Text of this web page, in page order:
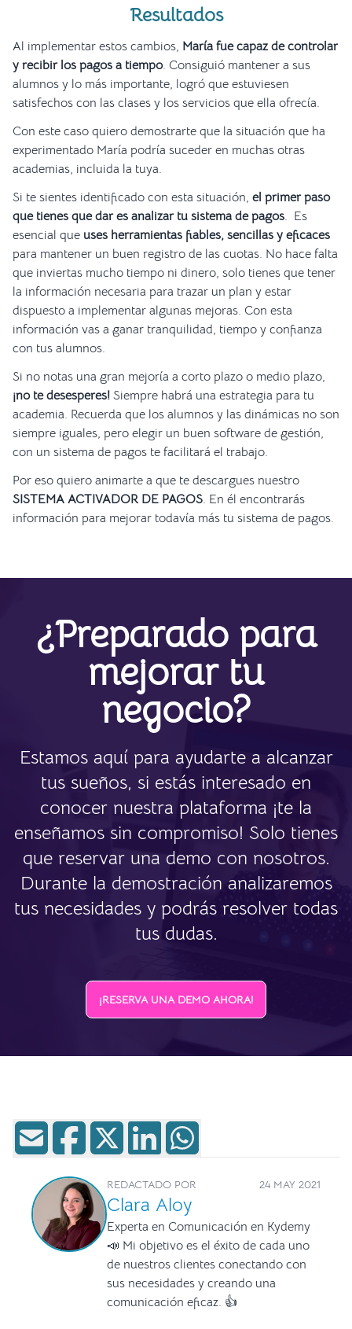
Resultados
Al implementar estos cambios, María fue capaz de controlar
y recibir los pagos a tiempo. Consiguió mantener a sus
alumnos y lo más importante, logró que estuviesen
satisfechos con las clases y los servicios que ella ofrecía.
Con este caso quiero demostrarte que la situación que ha
experimentado María podría suceder en muchas otras
academias, incluida la tuya.
Si te sientes identificado con esta situación, el primer paso
que tienes que dar es analizar tu sistema de pagos. Es
esencial que uses herramientas fiables, sencillas y eficaces
para mantener un buen registro de las cuotas. No hace falta
que inviertas mucho tiempo ni dinero, solo tienes que tener
la información necesaria para trazar un plan y estar
dispuesto a implementar algunas mejoras. Con esta
información vas a ganar tranquilidad, tiempo y confianza
con tus alumnos.
Si no notas una gran mejoría a corto plazo o medio plazo,
¡no te desesperes! Siempre habrá una estrategia para tu
academia. Recuerda que los alumnos y las dinámicas no son
siempre iguales, pero elegir un buen software de gestión,
con un sistema de pagos te facilitará el trabajo.
Por eso quiero animarte a que te descargues nuestro
SISTEMA ACTIVADOR DE PAGOS. En él encontrarás
información para mejorar todavía más tu sistema de pagos.
¿Preparado para
mejorar tu
negocio?
Estamos aquí para ayudarte a alcanzar
tus sueños, si estás interesado en
conocer nuestra plataforma ¡te la
enseñamos sin compromiso! Solo tienes
que reservar una demo con nosotros.
Durante la demostración analizaremos
tus necesidades y podrás resolver todas
tus dudas.
¡RESERVA UNA DEMO AHORA!
REDACTADO POR 24 MAY 2021
Clara Aloy
Experta en Comunicación en Kydemy
📣 Mi objetivo es el éxito de cada uno
de nuestros clientes conectando con
sus necesidades y creando una
comunicación eficaz. 👍